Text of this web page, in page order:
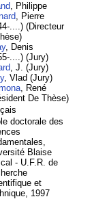
, Philippe
, Pierre
....) (Directeur
, Denis
....) (Jury)
, J. (Jury)
, Vlad (Jury)
, René
De Thèse)
doctorale des
Blaise
- U.F.R. de
et
1997